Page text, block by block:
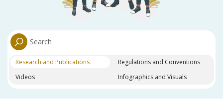
Research and Publications
Regulations and Conventions
Videos
Infographics and Visuals